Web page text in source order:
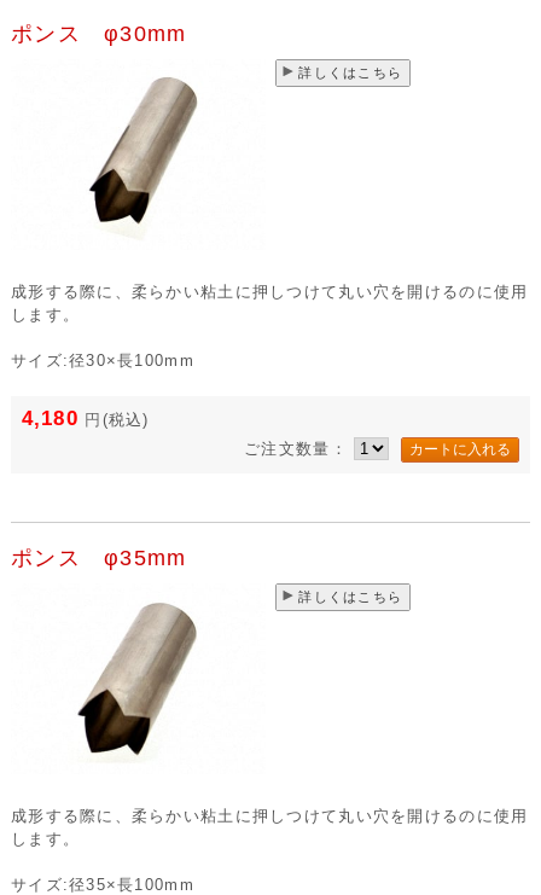
ポンス φ30mm
詳しくはこちら
成形する際に、柔らかい粘土に押しつけて丸い穴を開けるのに使用
します。
サイズ:径30×長100mm
4,180 円 (税込)
ご注文数量：
ポンス φ35mm
詳しくはこちら
成形する際に、柔らかい粘土に押しつけて丸い穴を開けるのに使用
します。
サイズ:径35×長100mm